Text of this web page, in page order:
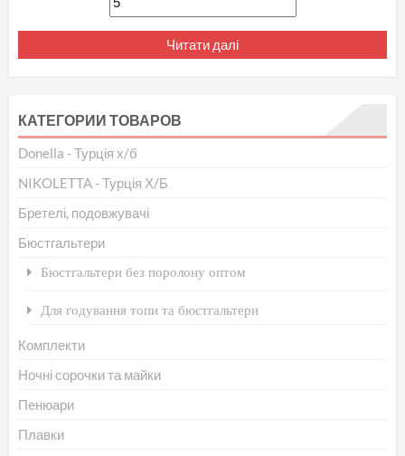
Читати далі
КАТЕГОРИИ ТОВАРОВ
Donella - Турція х/б
NIKOLETTA - Турція Х/Б
Бретелі, подовжувачі
Бюстгальтери
Бюстгальтери без поролону оптом
Для годування топи та бюстгальтери
Комплекти
Ночні сорочки та майки
Пенюари
Плавки